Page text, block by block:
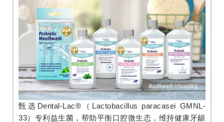
甄选Dental-Lac®（Lactobacillus paracasei GMNL-
33）专利益生菌，帮助平衡口腔微生态，维持健康牙龈